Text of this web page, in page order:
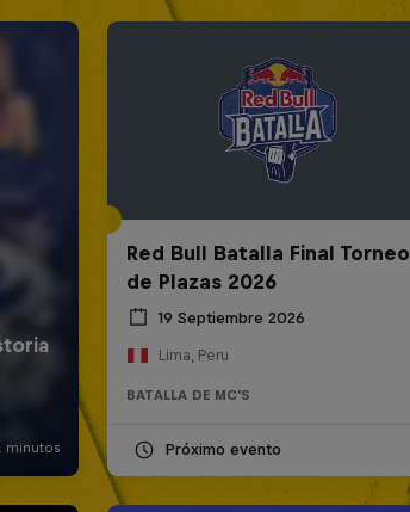
Red Bull Batalla Final Torneo
de Plazas 2026
19 Septiembre 2026
Lima, Peru
BATALLA DE MC'S
Próximo evento